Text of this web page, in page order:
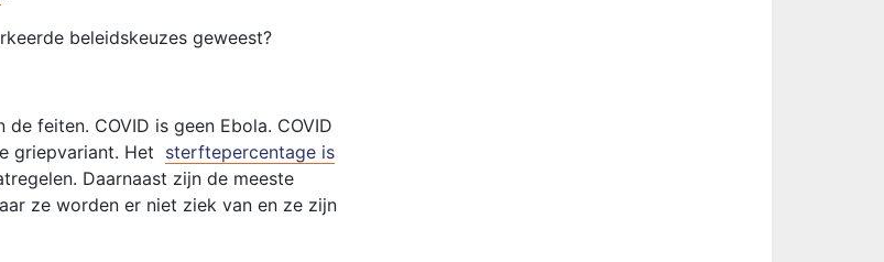
beleidskeuzes geweest?
feiten. COVID is geen Ebola. COVID
griepvariant. Het sterftepercentage is
Daarnaast zijn de meeste
ze worden er niet ziek van en ze zijn